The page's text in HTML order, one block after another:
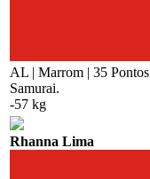
AL | Marrom | 35 Pontos
Samurai.
-57 kg
Rhanna Lima